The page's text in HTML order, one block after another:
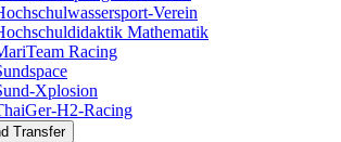
Verein
Mathematik
Racing
Xplosion
H2-Racing
Transfer